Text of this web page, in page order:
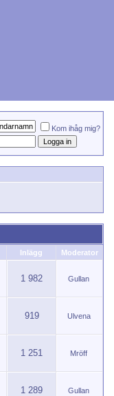
Kom ihåg mig?
Inlägg Moderator
1 982 Gullan
919 Ulvena
1 251 Mröff
1 289 Gullan